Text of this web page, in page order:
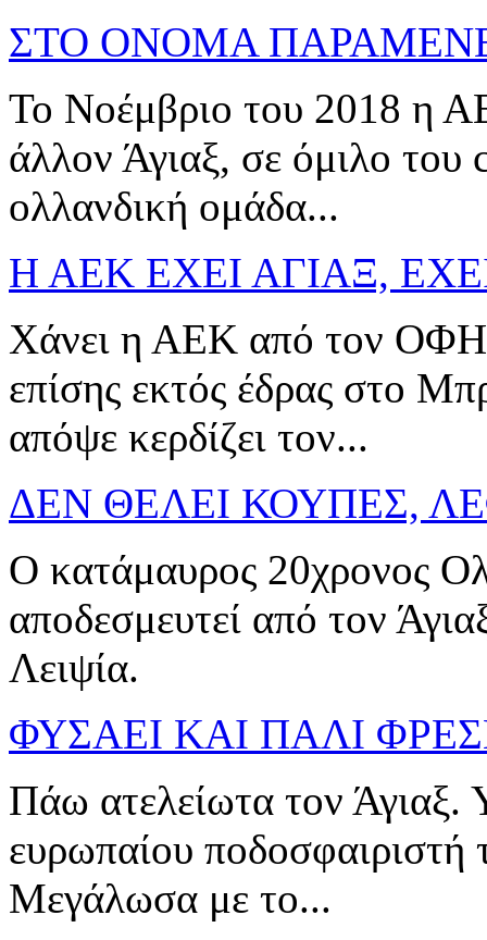
ΣΤΟ ΟΝΟΜΑ
Το Νοέμβριο του 2018 η
άλλον Άγιαξ, σε όμιλο
ολλανδική ομάδα...
Η ΑΕΚ ΕΧΕΙ ΑΓΙΑΞ,
Χάνει η ΑΕΚ από τον
επίσης εκτός έδρας στο
απόψε κερδίζει τον...
ΔΕΝ ΘΕΛΕΙ ΚΟΥΠΕΣ,
Ο κατάμαυρος 20χρονος
αποδεσμευτεί από τον
Λειψία.
ΦΥΣΑΕΙ ΚΑΙ ΠΑΛΙ
Πάω ατελείωτα τον Άγιαξ.
ευρωπαίου
Μεγάλωσα με το...